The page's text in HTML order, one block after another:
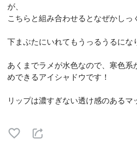
が、
こちらと組み合わせるとなぜかしっ
下まぶたにいれてもうっるうるにな
あくまでラメが水色なので、寒色系
めできるアイシャドウです！
リップは濃すぎない透け感のあるマ